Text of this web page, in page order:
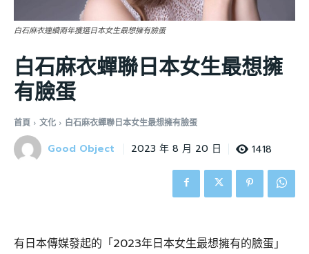
白石麻衣連續兩年獲選日本女生最想擁有臉蛋
白石麻衣蟬聯日本女生最想擁
有臉蛋
首頁 文化 白石麻衣蟬聯日本女生最想擁有臉蛋
Good Object 2023 年 8 月 20 日 1418
有日本傳媒發起的「2023年日本女生最想擁有的臉蛋」